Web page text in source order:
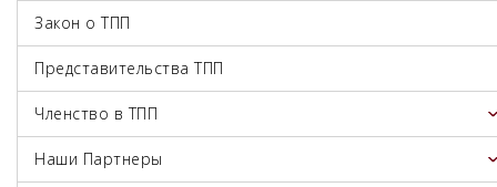
Закон о ТПП
Представительства ТПП
Членство в ТПП
Наши Партнеры